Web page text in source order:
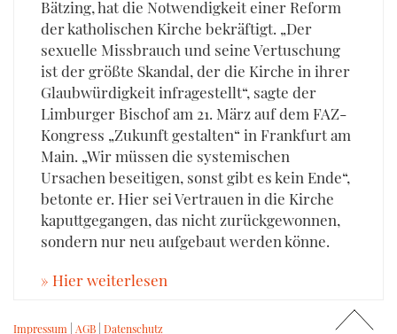
Bätzing, hat die Notwendigkeit einer Reform
der katholischen Kirche bekräftigt. „Der
sexuelle Missbrauch und seine Vertuschung
ist der größte Skandal, der die Kirche in ihrer
Glaubwürdigkeit infragestellt“, sagte der
Limburger Bischof am 21. März auf dem FAZ-
Kongress „Zukunft gestalten“ in Frankfurt am
Main. „Wir müssen die systemischen
Ursachen beseitigen, sonst gibt es kein Ende“,
betonte er. Hier sei Vertrauen in die Kirche
kaputtgegangen, das nicht zurückgewonnen,
sondern nur neu aufgebaut werden könne.
» Hier weiterlesen
Impressum AGB Datenschutz